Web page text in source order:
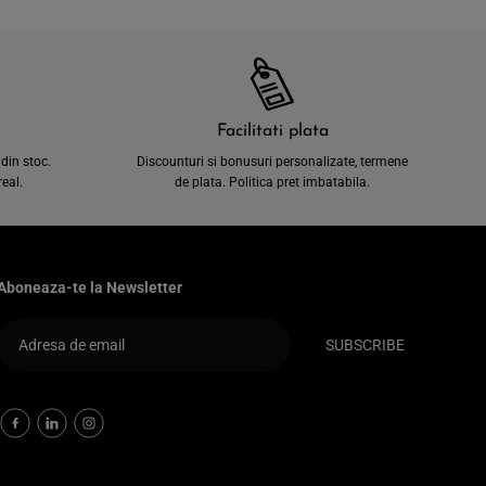
stoc.
Facilitati plata
Discounturi si bonusuri personalizate, termene
de plata. Politica pret imbatabila.
te la Newsletter
SUBSCRIBE